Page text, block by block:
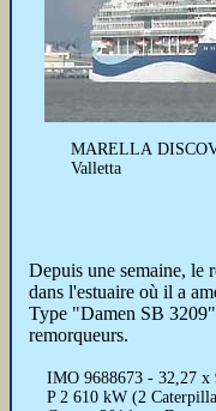
MARELLA
Valletta
Depuis une semaine, le
dans l'estuaire où il a
Type "Damen SB 3209"
remorqueurs.
IMO 9688673 - 32,27
P 2 610 kW (2